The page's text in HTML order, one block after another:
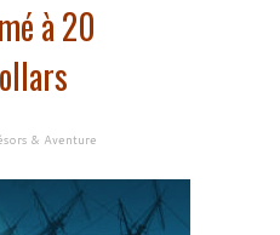
à 20
& Aventure